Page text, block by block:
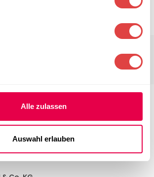
Alle zulassen
Auswahl erlauben
für Gastronomiemöbel und -textilien. Wir
Lösungen für Restaurants, Hotels und
und Service, auf die Sie sich verlassen